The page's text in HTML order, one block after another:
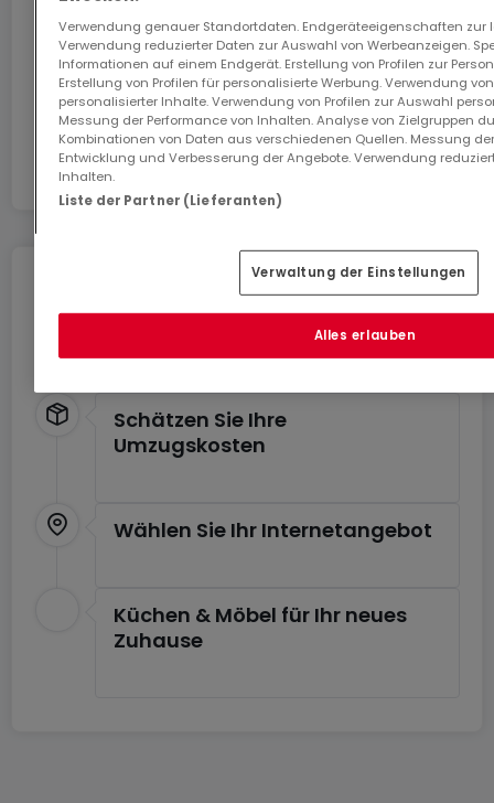
- place centrale au Luxembourg, donc accès direct
et facile vers toutes les régions du pays et des
pays frontaliers.
Le zoning de Roost est en pleine expansion avec
des constructions réalisées par des grandes
l’installation de petites entreprises, prestataires de
services, fournisseurs et sous-traitants s’ensuit.
L’immeuble présente de nombreux atouts
- Construction écologique
- Collecteurs solaires
- Triple vitrage & stores
- Architecture moderne et contemporaine
- Climatisation
- Chauffage au sol
Los geht’s
In Zusammenarbeit mit
Umziehen ohne Stress
Sie können von Dienstleistungen für einen
stressfreien Umzug profitieren.
Schätzen Sie Ihre
Umzugskosten
Wählen Sie Ihr Internetangebot
Küchen & Möbel für Ihr neues
Zuhause
Verwendung genauer Standortdaten. Endgeräteeigenschaften zur
Verwendung reduzierter Daten zur Auswahl von Werbeanzeigen.
Informationen auf einem Endgerät. Erstellung von Profilen zur
Erstellung von Profilen für personalisierte Werbung. Verwendung
personalisierter Inhalte. Verwendung von Profilen zur Auswahl
Messung der Performance von Inhalten. Analyse von Zielgruppen
Kombinationen von Daten aus verschiedenen Quellen. Messung
Entwicklung und Verbesserung der Angebote. Verwendung
Inhalten.
Liste der Partner (Lieferanten)
Verwaltung der Einstellungen
Alles erlauben